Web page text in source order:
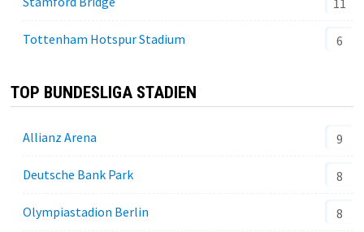
11
Tottenham Hotspur Stadium 6
TOP BUNDESLIGA STADIEN
Allianz Arena 9
Deutsche Bank Park 8
Olympiastadion Berlin 8